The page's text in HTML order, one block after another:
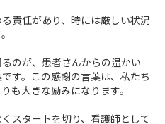
責任があり、時には厳しい状況
のが、患者さんからの温かい
す。この感謝の言葉は、私たち
も大きな励みになります。
スタートを切り、看護師として